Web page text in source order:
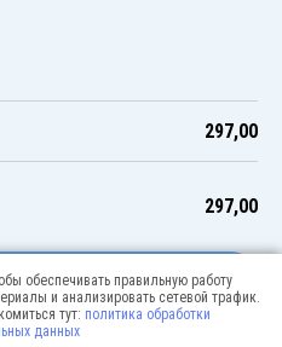
297,00
297,00
обеспечивать правильную работу
и анализировать сетевой трафик.
тут: политика обработки
данных